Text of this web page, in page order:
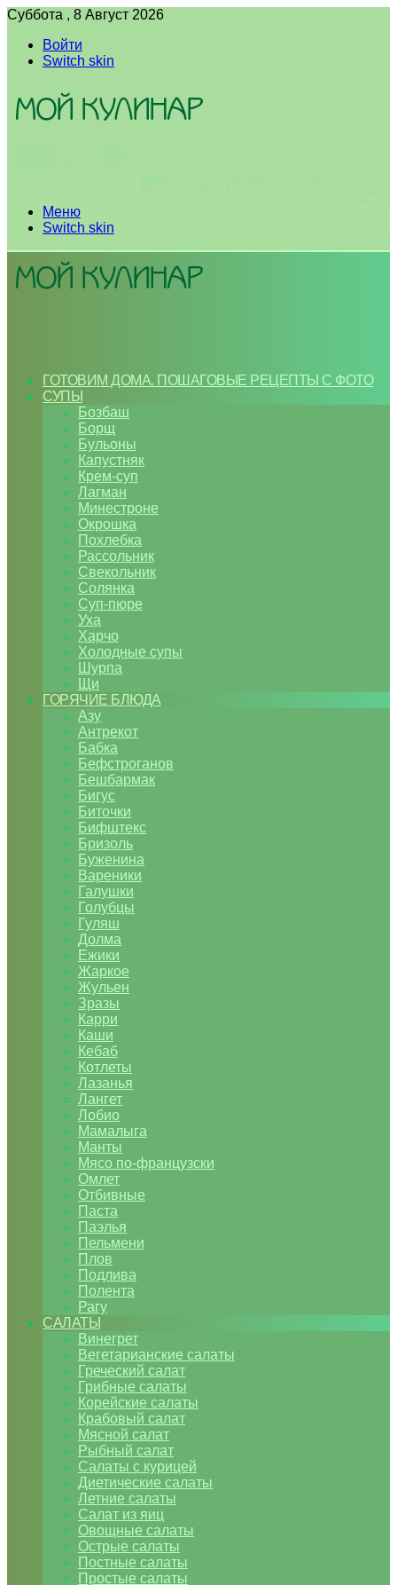
Суббота , 8 Август 2026
Войти
Switch skin
Меню
Switch skin
ГОТОВИМ ДОМА. ПОШАГОВЫЕ РЕЦЕПТЫ С ФОТО
СУПЫ
Бозбаш
Борщ
Бульоны
Капустняк
Крем-суп
Лагман
Минестроне
Окрошка
Похлебка
Рассольник
Свекольник
Солянка
Суп-пюре
Уха
Харчо
Холодные супы
Шурпа
Щи
ГОРЯЧИЕ БЛЮДА
Азу
Антрекот
Бабка
Бефстроганов
Бешбармак
Бигус
Биточки
Бифштекс
Бризоль
Буженина
Вареники
Галушки
Голубцы
Гуляш
Долма
Ежики
Жаркое
Жульен
Зразы
Карри
Каши
Кебаб
Котлеты
Лазанья
Лангет
Лобио
Мамалыга
Манты
Мясо по-французски
Омлет
Отбивные
Паста
Паэлья
Пельмени
Плов
Подлива
Полента
Рагу
САЛАТЫ
Винегрет
Вегетарианские салаты
Греческий салат
Грибные салаты
Корейские салаты
Крабовый салат
Мясной салат
Рыбный салат
Салаты с курицей
Диетические салаты
Летние салаты
Салат из яиц
Овощные салаты
Острые салаты
Постные салаты
Простые салаты